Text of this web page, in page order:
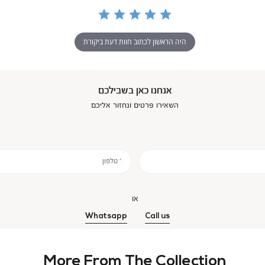
היה הראשון לכתוב חוות דעת ביקורת
אנחנו כאן בשבילכם
השאירו פרטים ונחזור אליכם
* טלפון
או
Call us
Whatsapp
More From The Collection